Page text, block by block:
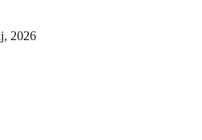
2026